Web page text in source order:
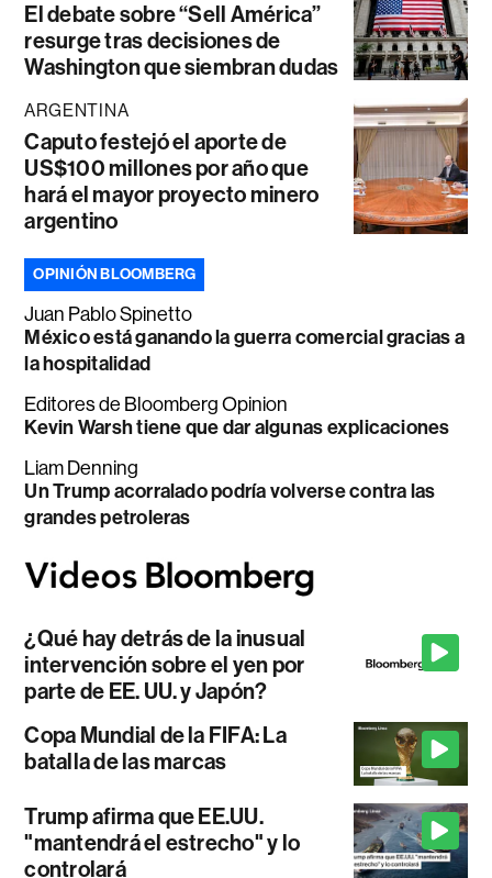
El debate sobre “Sell América”
resurge tras decisiones de
Washington que siembran dudas
ARGENTINA
Caputo festejó el aporte de
US$100 millones por año que
hará el mayor proyecto minero
argentino
OPINIÓN BLOOMBERG
Juan Pablo Spinetto
México está ganando la guerra comercial gracias a
la hospitalidad
Editores de Bloomberg Opinion
Kevin Warsh tiene que dar algunas explicaciones
Liam Denning
Un Trump acorralado podría volverse contra las
grandes petroleras
¿Qué hay detrás de la inusual
intervención sobre el yen por
parte de EE. UU. y Japón?
Copa Mundial de la FIFA: La
batalla de las marcas
Trump afirma que EE.UU.
"mantendrá el estrecho" y lo
controlará